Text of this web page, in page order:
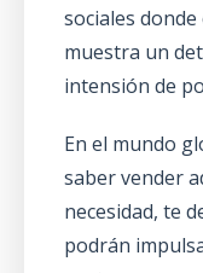
sociales
muestra un
intensión de
En el mundo
saber vender
necesidad, te
podrán